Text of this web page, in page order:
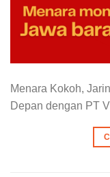
Menara Kokoh,
Depan dengan PT